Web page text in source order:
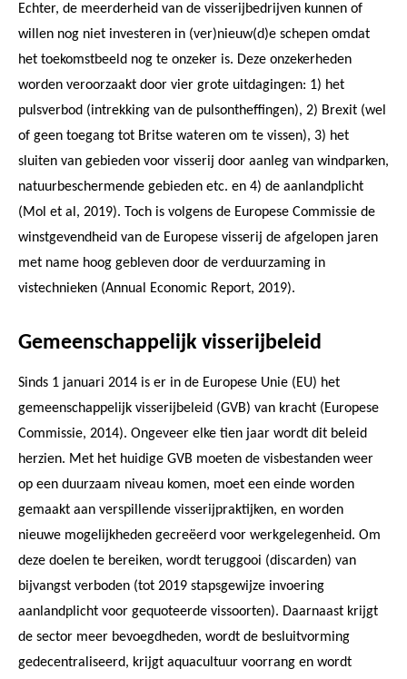
Echter, de meerderheid van de visserijbedrijven kunnen of
willen nog niet investeren in (ver)nieuw(d)e schepen omdat
het toekomstbeeld nog te onzeker is. Deze onzekerheden
worden veroorzaakt door vier grote uitdagingen: 1) het
pulsverbod (intrekking van de pulsontheffingen), 2) Brexit (wel
of geen toegang tot Britse wateren om te vissen), 3) het
sluiten van gebieden voor visserij door aanleg van windparken,
natuurbeschermende gebieden etc. en 4) de aanlandplicht
(Mol et al, 2019). Toch is volgens de Europese Commissie de
winstgevendheid van de Europese visserij de afgelopen jaren
met name hoog gebleven door de verduurzaming in
vistechnieken (Annual Economic Report, 2019).
Gemeenschappelijk visserijbeleid
Sinds 1 januari 2014 is er in de Europese Unie (EU) het
gemeenschappelijk visserijbeleid (GVB) van kracht (Europese
Commissie, 2014). Ongeveer elke tien jaar wordt dit beleid
herzien. Met het huidige GVB moeten de visbestanden weer
op een duurzaam niveau komen, moet een einde worden
gemaakt aan verspillende visserijpraktijken, en worden
nieuwe mogelijkheden gecreëerd voor werkgelegenheid. Om
deze doelen te bereiken, wordt teruggooi (discarden) van
bijvangst verboden (tot 2019 stapsgewijze invoering
aanlandplicht voor gequoteerde vissoorten). Daarnaast krijgt
de sector meer bevoegdheden, wordt de besluitvorming
gedecentraliseerd, krijgt aquacultuur voorrang en wordt